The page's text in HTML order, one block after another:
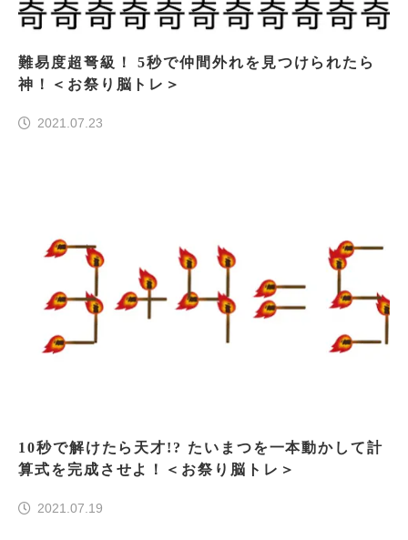
難易度超弩級！ 5秒で仲間外れを見つけられたら
神！＜お祭り脳トレ＞
2021.07.23
10秒で解けたら天才!? たいまつを一本動かして計
算式を完成させよ！＜お祭り脳トレ＞
2021.07.19